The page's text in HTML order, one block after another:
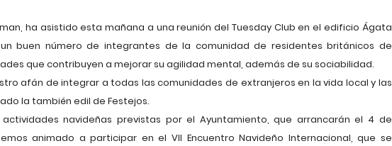
ha asistido esta mañana a una reunión del Tuesday Club en el edificio Ágata
buen número de integrantes de la comunidad de residentes británicos de
que contribuyen a mejorar su agilidad mental, además de su sociabilidad.
afán de integrar a todas las comunidades de extranjeros en la vida local y las
la también edil de Festejos.
navideñas previstas por el Ayuntamiento, que arrancarán el 4 de
animado a participar en el VII Encuentro Navideño Internacional, que se